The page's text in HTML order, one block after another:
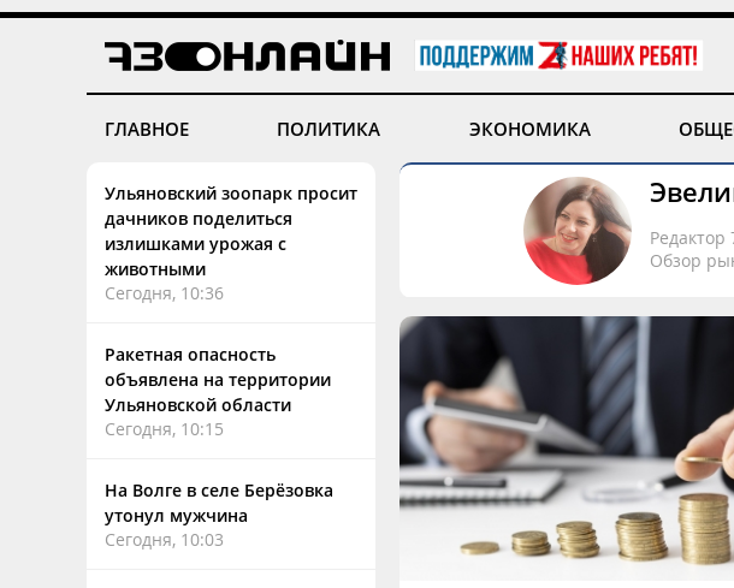
ГЛАВНОЕ ПОЛИТИКА ЭКОНОМИКА
Ульяновский зоопарк просит
дачников поделиться
излишками урожая с
животными
Сегодня, 10:36
Ракетная опасность
объявлена на территории
Ульяновской области
Сегодня, 10:15
На Волге в селе Берёзовка
утонул мужчина
Сегодня, 10:03
Обзор